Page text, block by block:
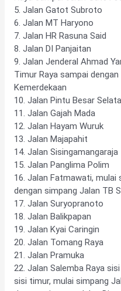
5. Jalan Gatot Subroto
6. Jalan MT Haryono
7. Jalan HR Rasuna Said
8. Jalan DI Panjaitan
9. Jalan Jenderal Ahmad
Timur Raya sampai
Kemerdekaan
10. Jalan Pintu Besar
11. Jalan Gajah Mada
12. Jalan Hayam Wuruk
13. Jalan Majapahit
14. Jalan Sisingamangaraja
15. Jalan Panglima Polim
16. Jalan Fatmawati, mulai
dengan simpang Jalan TB
17. Jalan Suryopranoto
18. Jalan Balikpapan
19. Jalan Kyai Caringin
20. Jalan Tomang Raya
21. Jalan Pramuka
22. Jalan Salemba Raya
sisi timur, mulai simpang